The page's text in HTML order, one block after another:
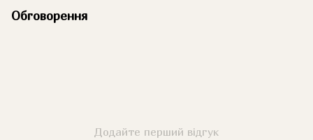
Обговорення
Додайте перший відгук